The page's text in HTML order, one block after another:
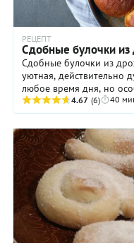
РЕЦЕПТ
Cдобные булочки
Сдобные булочки из
уютная, действительно
любое время дня, но
приятно просыпаться от
4.67 (6) 40